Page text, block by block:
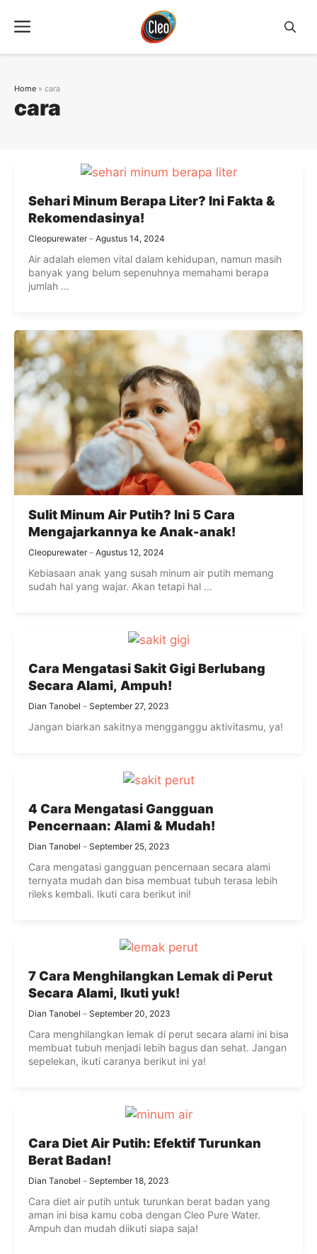
Menu
cara
Home » cara
Sehari Minum Berapa Liter? Ini Fakta &
Rekomendasinya!
Cleopurewater Agustus 14, 2024
Air adalah elemen vital dalam kehidupan, namun masih
banyak yang belum sepenuhnya memahami berapa
jumlah ...
Sulit Minum Air Putih? Ini 5 Cara
Mengajarkannya ke Anak-anak!
Cleopurewater Agustus 12, 2024
Kebiasaan anak yang susah minum air putih memang
sudah hal yang wajar. Akan tetapi hal ...
Cara Mengatasi Sakit Gigi Berlubang
Secara Alami, Ampuh!
Dian Tanobel September 27, 2023
Jangan biarkan sakitnya mengganggu aktivitasmu, ya!
4 Cara Mengatasi Gangguan
Pencernaan: Alami & Mudah!
Dian Tanobel September 25, 2023
Cara mengatasi gangguan pencernaan secara alami
ternyata mudah dan bisa membuat tubuh terasa lebih
rileks kembali. Ikuti cara berikut ini!
7 Cara Menghilangkan Lemak di Perut
Secara Alami, Ikuti yuk!
Dian Tanobel September 20, 2023
Cara menghilangkan lemak di perut secara alami ini bisa
membuat tubuh menjadi lebih bagus dan sehat. Jangan
sepelekan, ikuti caranya berikut ini ya!
Cara Diet Air Putih: Efektif Turunkan
Berat Badan!
Dian Tanobel September 18, 2023
Cara diet air putih untuk turunkan berat badan yang
aman ini bisa kamu coba dengan Cleo Pure Water.
Ampuh dan mudah diikuti siapa saja!